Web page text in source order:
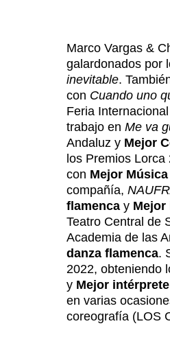
Marco Vargas &
galardonados por
inevitable.
con Cuando uno
Feria
trabajo en Me va
Andaluz y Mejor
los Premios Lorca
con Mejor
compañía,
flamenca y Mejor
Teatro Central de
Academia de las
danza flamenca.
2022, obteniendo
y Mejor
en varias
coreografía (LOS